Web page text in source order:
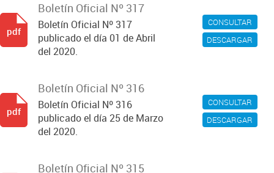
CONSULTAR
DESCARGAR
Boletín Oficial Nº 317
Boletín Oficial Nº 317
publicado el día 01 de Abril
del 2020.
pdf
CONSULTAR
DESCARGAR
Boletín Oficial Nº 316
Boletín Oficial Nº 316
publicado el día 25 de Marzo
del 2020.
pdf
Boletín Oficial Nº 315